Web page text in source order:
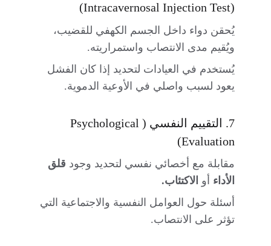
(Intracavernosal Injection Test)
يُحقن دواء داخل الجسم الكهفي للقضيب،
ويُقيم مدى الانتصاب واستمراريته.
يُستخدم في العيادات لتحديد إذا كان الفشل
يعود لسبب واصلي في الأوعية الدموية.
7. التقييم النفسي (Psychological
Evaluation)
مقابلة مع أخصائي نفسي لتحديد وجود قلق
الأداء أو الاكتئاب.
أسئلة حول العوامل النفسية والاجتماعية التي
تؤثر على الانتصاب.